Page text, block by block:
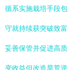
循系实施栽培手段
守就持续获突破致
妥善保管并促进高
变收益但改造旱荒